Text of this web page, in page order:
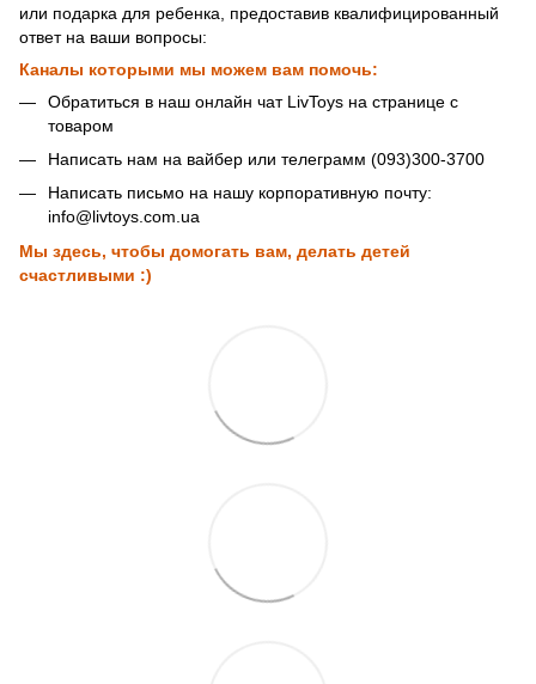
или подарка для ребенка, предоставив квалифицированный
ответ на ваши вопросы:
Каналы которыми мы можем вам помочь:
Обратиться в наш онлайн чат LivToys на странице с
товаром
Написать нам на вайбер или телеграмм (093)300-3700
Написать письмо на нашу корпоративную почту:
info@livtoys.com.ua
Мы здесь, чтобы домогать вам, делать детей
счастливыми :)